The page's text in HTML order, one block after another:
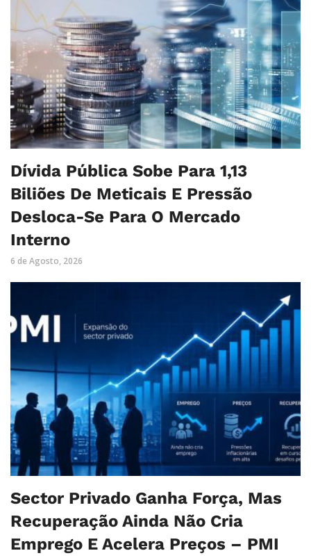
Dívida Pública Sobe Para 1,13
Biliões De Meticais E Pressão
Desloca-Se Para O Mercado
Interno
6 de Agosto, 2026
Sector Privado Ganha Força, Mas
Recuperação Ainda Não Cria
Emprego E Acelera Preços – PMI